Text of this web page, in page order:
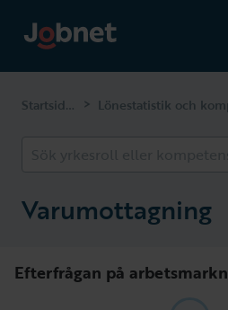
Startsidan >
Varumottagning
Efterfrågan på